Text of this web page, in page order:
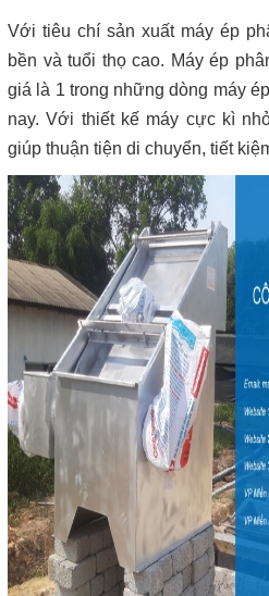
Với tiêu chí sản xuất máy ép
bền và tuổi thọ cao. Máy ép
giá là 1 trong những dòng máy
nay. Với thiết kế máy cực kì
giúp thuận tiện di chuyển, tiết